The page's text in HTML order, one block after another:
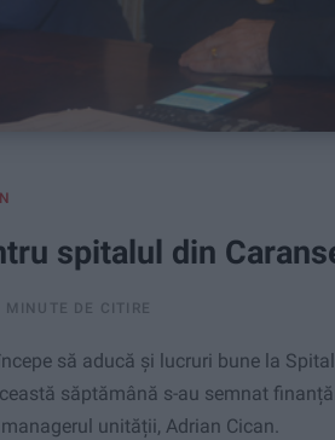
spitalul din
MINUTE DE CITIRE
să aducă și lucruri bune la
săptămână s-au semnat
unității, Adrian Cican.